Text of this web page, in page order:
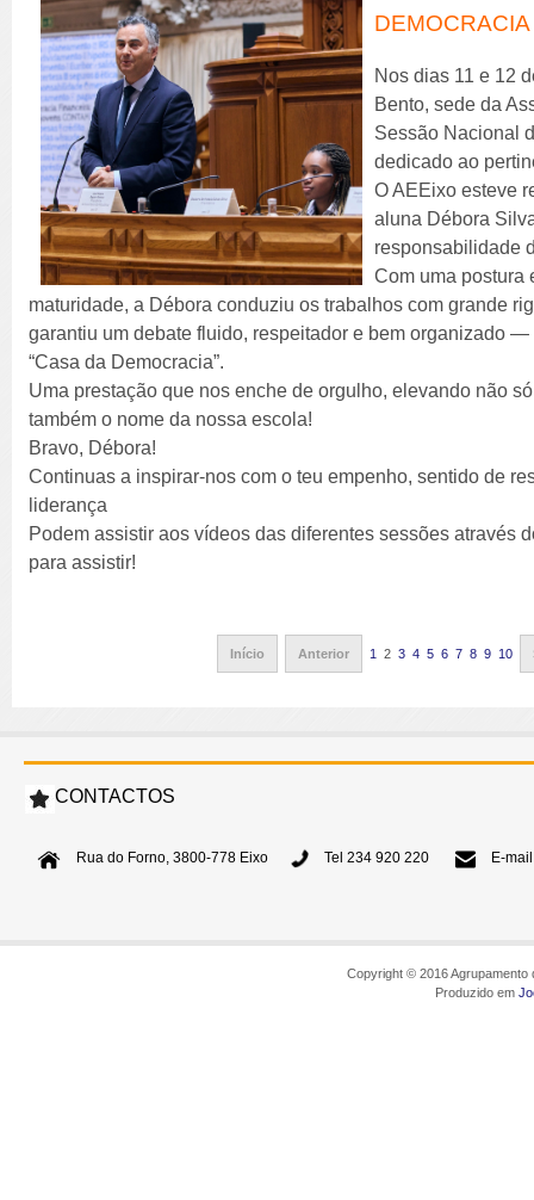
Nos dias 11 e 12
Bento, sede da
Sessão Nacional
dedicado ao
O AEEixo esteve
aluna Débora
responsabilidade
Com uma postura
maturidade, a Débora conduziu os trabalhos com grande
garantiu um debate fluido, respeitador e bem organizado
“Casa da Democracia”.
Uma prestação que nos enche de orgulho, elevando não
também o nome da nossa escola!
Bravo, Débora!
Continuas a inspirar-nos com o teu empenho, sentido de
liderança
Podem assistir aos vídeos das diferentes sessões através
para assistir!
Início Anterior 1 2 3 4 5 6 7 8 9 10
CONTACTOS
Rua do Forno, 3800-778 Eixo Tel 234 920 220 E-
Copyright © 2016
Produzido em